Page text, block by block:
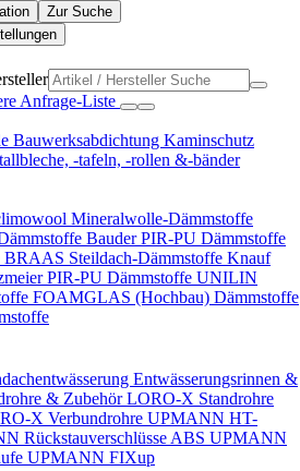
Zur Suche
Anfrage-Liste
Bauwerksabdichtung Kaminschutz
-tafeln, -rollen &-bänder
Mineralwolle-Dämmstoffe
Bauder PIR-PU Dämmstoffe
BRAAS Steildach-Dämmstoffe Knauf
PIR-PU Dämmstoffe UNILIN
FOAMGLAS (Hochbau) Dämmstoffe
Entwässerungsrinnen &
& ZubehörLORO-X Standrohre
X Verbundrohre UPMANN HT-
Rückstauverschlüsse ABS UPMANN
UPMANN FIXup